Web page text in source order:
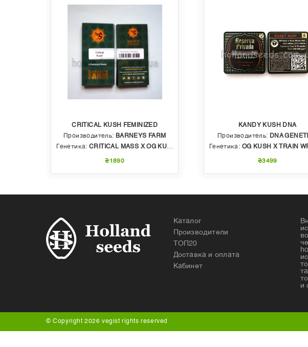
CRITICAL KUSH FEMINIZED
Производитель: BARNEYS FARM
Генетика:CRITICAL MASS X OG KUSH
₴1890
KANDY KUSH DNA
Производитель: DNA
Генетика: OG KUSH X TRAIN WRECK
₴3499
Каталог
Производители
ТОП20
Доставка и оплата
Кабинет
и
© Copyright 2026 vegist rights reserved